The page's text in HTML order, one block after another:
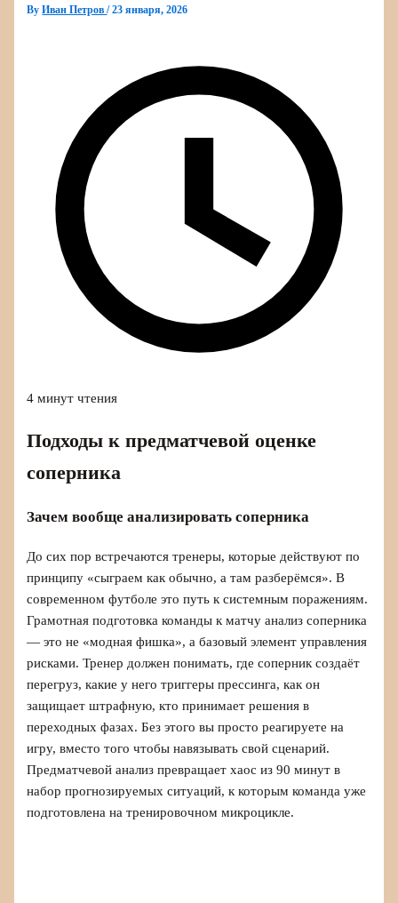
ByИван Петров/23 января, 2026
4 минут чтения
Подходы к предматчевой оценке
соперника
Зачем вообще анализировать соперника
До сих пор встречаются тренеры, которые действуют по
принципу «сыграем как обычно, а там разберёмся». В
современном футболе это путь к системным поражениям.
Грамотная подготовка команды к матчу анализ соперника
— это не «модная фишка», а базовый элемент управления
рисками. Тренер должен понимать, где соперник создаёт
перегруз, какие у него триггеры прессинга, как он
защищает штрафную, кто принимает решения в
переходных фазах. Без этого вы просто реагируете на
игру, вместо того чтобы навязывать свой сценарий.
Предматчевой анализ превращает хаос из 90 минут в
набор прогнозируемых ситуаций, к которым команда уже
подготовлена на тренировочном микроцикле.